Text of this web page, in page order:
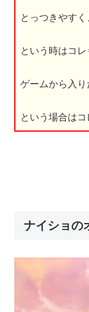
とっつきやす
という時はコ
ゲームから入り
という場合は
ナイショの